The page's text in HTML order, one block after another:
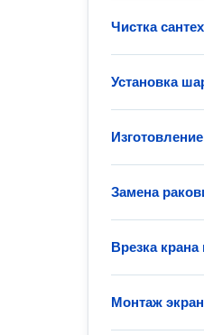
Чистка
Установка
Замена
Врезка крана
Монтаж